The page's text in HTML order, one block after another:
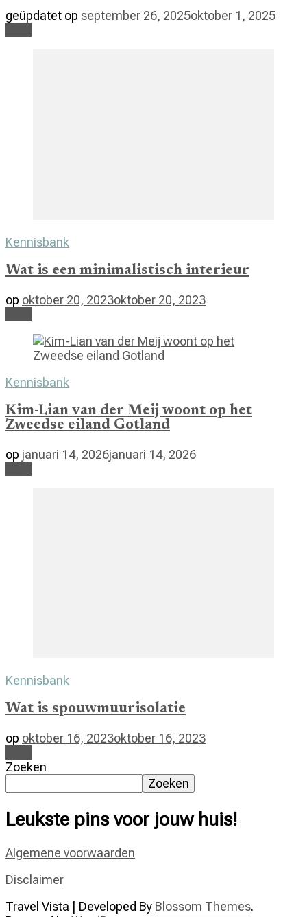
geüpdatet op september 26, 2025oktober 1, 2025
Kennisbank
Wat is een minimalistisch interieur
op oktober 20, 2023oktober 20, 2023
Kennisbank
Kim-Lian van der Meij woont op het
Zweedse eiland Gotland
op januari 14, 2026januari 14, 2026
Kennisbank
Wat is spouwmuurisolatie
op oktober 16, 2023oktober 16, 2023
Zoeken
Zoeken
Leukste pins voor jouw huis!
Algemene voorwaarden
Disclaimer
Travel Vista | Developed By Blossom Themes.